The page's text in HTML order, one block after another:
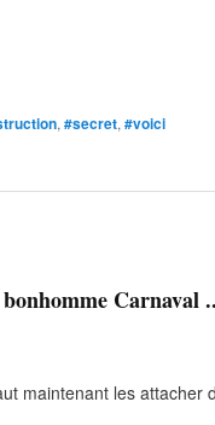
, #secret, #voici
Carnaval
maintenant les attacher